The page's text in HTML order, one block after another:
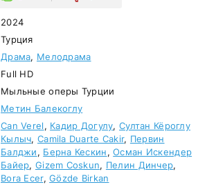
2024
Турция
Драма, Мелодрама
Full HD
Мыльные оперы Турции
Метин Балекоглу
Can Verel, Кадир Догулу,Султан Кёроглу
Кылыч, Camila Duarte Cakir, Первин
Балджи, Берна Кескин,Осман Искендер
Байер, Gizem Coskun, Пелин Динчер,
Bora Ecer,Gözde Birkan